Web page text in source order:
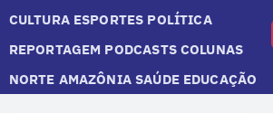
CULTURA ESPORTES POLÍTICA
REPORTAGEM PODCASTS COLUNAS
NORTE AMAZÔNIA SAÚDE EDUCAÇÃO